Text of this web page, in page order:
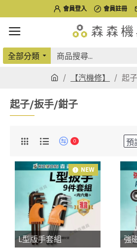
會員登入 會員註冊
全部分類
【汽機修】 起
起子/扳手/鉗子
0
NEW
L型版手套組 強